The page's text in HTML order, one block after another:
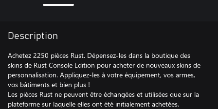
Description
Achetez 2250 pièces Rust. Dépensez-les dans la boutique des
skins de Rust Console Edition pour acheter de nouveaux skins de
personnalisation. Appliquez-les à votre équipement, vos armes,
vos bâtiments et bien plus !
Les pièces Rust ne peuvent être échangées et utilisées que sur la
plateforme sur laquelle elles ont été initialement achetées.